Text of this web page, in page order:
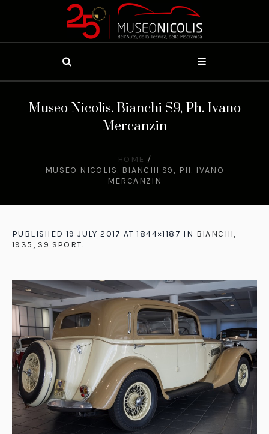
Museo Nicolis. Bianchi S9, Ph. Ivano
Mercanzin
HOME /
MUSEO NICOLIS. BIANCHI S9, PH. IVANO
MERCANZIN
PUBLISHED 19 JULY 2017 AT 1844×1187 IN BIANCHI,
1935, S9 SPORT.